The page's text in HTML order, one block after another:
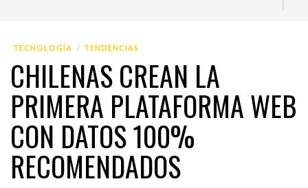
TECNOLOGÍA TENDENCIAS
CHILENAS CREAN LA
PRIMERA PLATAFORMA WEB
CON DATOS 100%
RECOMENDADOS